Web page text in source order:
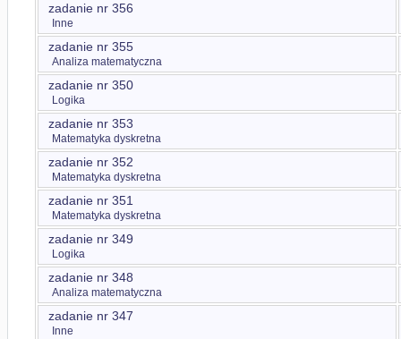
zadanie nr 356
Inne
zadanie nr 355
Analiza matematyczna
zadanie nr 350
Logika
zadanie nr 353
Matematyka dyskretna
zadanie nr 352
Matematyka dyskretna
zadanie nr 351
Matematyka dyskretna
zadanie nr 349
Logika
zadanie nr 348
Analiza matematyczna
zadanie nr 347
Inne